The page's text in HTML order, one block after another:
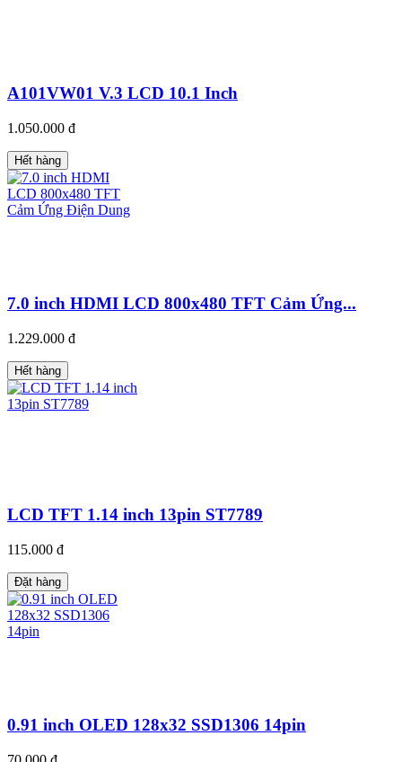
A101VW01 V.3 LCD 10.1 Inch
1.050.000 đ
Hết hàng
7.0 inch HDMI LCD 800x480 TFT Cảm Ứng...
1.229.000 đ
Hết hàng
LCD TFT 1.14 inch 13pin ST7789
115.000 đ
Đặt hàng
0.91 inch OLED 128x32 SSD1306 14pin